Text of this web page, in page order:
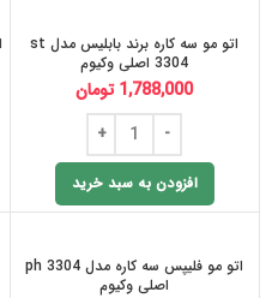
اتو مو سه کاره برند بابلیس مدل st
3304 اصلی وکیوم
1,788,000 تومان
افزودن به سبد خرید
اتو مو فلیپس سه کاره مدل ph 3304
اصلی وکیوم